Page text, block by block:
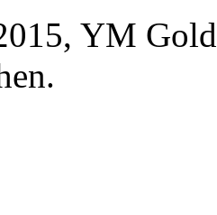
YM